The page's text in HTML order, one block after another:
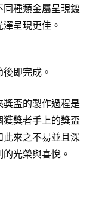
種類金屬呈現鍍
呈現更佳。
即完成。
盃的製作過程是
獎者手上的獎盃
此來之不易並且深
光榮與喜悅。